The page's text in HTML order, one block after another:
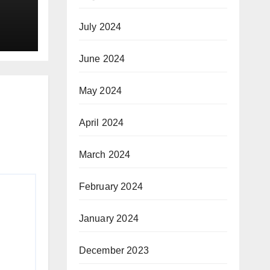
July 2024
June 2024
May 2024
April 2024
March 2024
February 2024
January 2024
December 2023